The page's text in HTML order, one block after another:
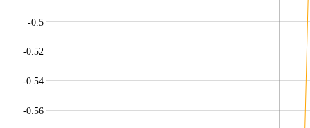
-0.56
-0.54
-0.52
-0.5